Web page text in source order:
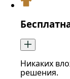
Никаких
решения.